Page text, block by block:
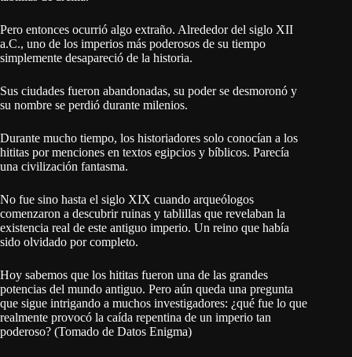
Pero entonces ocurrió algo extraño. Alrededor del siglo XII
a.C., uno de los imperios más poderosos de su tiempo
simplemente desapareció de la historia.
Sus ciudades fueron abandonadas, su poder se desmoronó y
su nombre se perdió durante milenios.
Durante mucho tiempo, los historiadores solo conocían a los
hititas por menciones en textos egipcios y bíblicos. Parecía
una civilización fantasma.
No fue sino hasta el siglo XIX cuando arqueólogos
comenzaron a descubrir ruinas y tablillas que revelaban la
existencia real de este antiguo imperio. Un reino que había
sido olvidado por completo.
Hoy sabemos que los hititas fueron una de las grandes
potencias del mundo antiguo. Pero aún queda una pregunta
que sigue intrigando a muchos investigadores: ¿qué fue lo que
realmente provocó la caída repentina de un imperio tan
poderoso? (Tomado de Datos Enigma)